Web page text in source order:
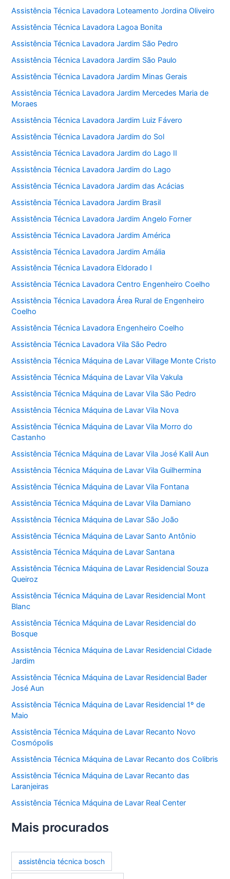
Assistência Técnica Lavadora Loteamento Jordina Oliveiro
Assistência Técnica Lavadora Lagoa Bonita
Assistência Técnica Lavadora Jardim São Pedro
Assistência Técnica Lavadora Jardim São Paulo
Assistência Técnica Lavadora Jardim Minas Gerais
Assistência Técnica Lavadora Jardim Mercedes Maria de
Moraes
Assistência Técnica Lavadora Jardim Luiz Fávero
Assistência Técnica Lavadora Jardim do Sol
Assistência Técnica Lavadora Jardim do Lago II
Assistência Técnica Lavadora Jardim do Lago
Assistência Técnica Lavadora Jardim das Acácias
Assistência Técnica Lavadora Jardim Brasil
Assistência Técnica Lavadora Jardim Angelo Forner
Assistência Técnica Lavadora Jardim América
Assistência Técnica Lavadora Jardim Amália
Assistência Técnica Lavadora Eldorado I
Assistência Técnica Lavadora Centro Engenheiro Coelho
Assistência Técnica Lavadora Área Rural de Engenheiro
Coelho
Assistência Técnica Lavadora Engenheiro Coelho
Assistência Técnica Lavadora Vila São Pedro
Assistência Técnica Máquina de Lavar Village Monte Cristo
Assistência Técnica Máquina de Lavar Vila Vakula
Assistência Técnica Máquina de Lavar Vila São Pedro
Assistência Técnica Máquina de Lavar Vila Nova
Assistência Técnica Máquina de Lavar Vila Morro do
Castanho
Assistência Técnica Máquina de Lavar Vila José Kalil Aun
Assistência Técnica Máquina de Lavar Vila Guilhermina
Assistência Técnica Máquina de Lavar Vila Fontana
Assistência Técnica Máquina de Lavar Vila Damiano
Assistência Técnica Máquina de Lavar São João
Assistência Técnica Máquina de Lavar Santo Antônio
Assistência Técnica Máquina de Lavar Santana
Assistência Técnica Máquina de Lavar Residencial Souza
Queiroz
Assistência Técnica Máquina de Lavar Residencial Mont
Blanc
Assistência Técnica Máquina de Lavar Residencial do
Bosque
Assistência Técnica Máquina de Lavar Residencial Cidade
Jardim
Assistência Técnica Máquina de Lavar Residencial Bader
José Aun
Assistência Técnica Máquina de Lavar Residencial 1º de
Maio
Assistência Técnica Máquina de Lavar Recanto Novo
Cosmópolis
Assistência Técnica Máquina de Lavar Recanto dos Colibris
Assistência Técnica Máquina de Lavar Recanto das
Laranjeiras
Assistência Técnica Máquina de Lavar Real Center
Mais procurados
assistência técnica bosch